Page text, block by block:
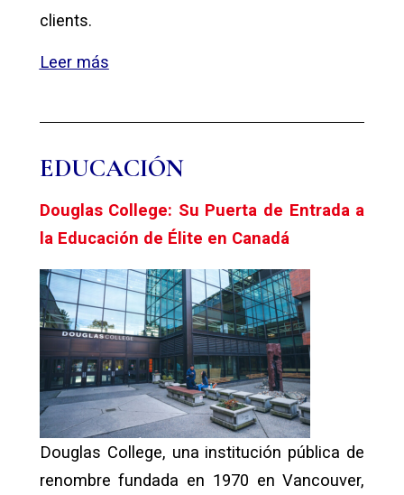
clients.
Leer más
EDUCACIÓN
Douglas College: Su Puerta de Entrada a
la Educación de Élite en Canadá
Douglas College, una institución pública de
renombre fundada en 1970 en Vancouver,